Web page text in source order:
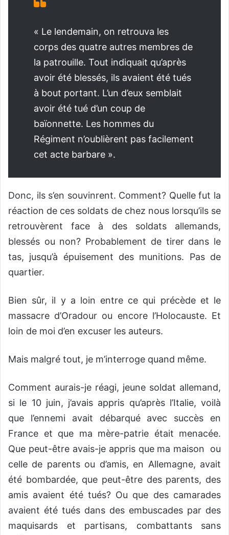
« Le lendemain, on retrouva les
corps des quatre autres membres de
la patrouille. Tout indiquait qu’après
avoir été blessés, ils avaient été tués
à bout portant. L’un d’eux semblait
avoir été tué d’un coup de
baïonnette. Les hommes du
Régiment n’oublièrent pas facilement
cet acte barbare ».
Donc, ils s’en souvinrent. Comment? Quelle fut la
réaction de ces soldats de chez nous lorsqu’ils se
retrouvèrent face à des soldats allemands,
blessés ou non? Probablement de tirer dans le
tas, jusqu’à épuisement des munitions. Pas de
quartier.
Bien sûr, il y a loin entre ce qui précède et le
massacre d’Oradour ou encore l’Holocauste. Et
loin de moi d’en excuser les auteurs.
Mais malgré tout, je m’interroge quand même.
Comment aurais-je réagi, jeune soldat allemand,
si le 10 juin, j’avais appris qu’après l’Italie, voilà
que l’ennemi avait débarqué avec succès en
France et que ma mère-patrie était menacée.
Que peut-être avais-je appris que ma maison
ou
celle de parents ou d’amis, en Allemagne, avait
été bombardée, que peut-être des parents, des
amis avaient été tués? Ou que des camarades
avaient été tués dans des embuscades par des
maquisards et partisans, combattants sans